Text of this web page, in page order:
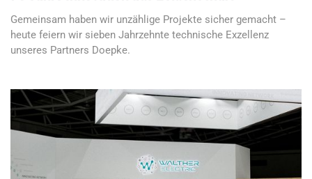
Gemeinsam haben wir unzählige Projekte sicher gemacht –
heute feiern wir sieben Jahrzehnte technische Exzellenz
unseres Partners Doepke.